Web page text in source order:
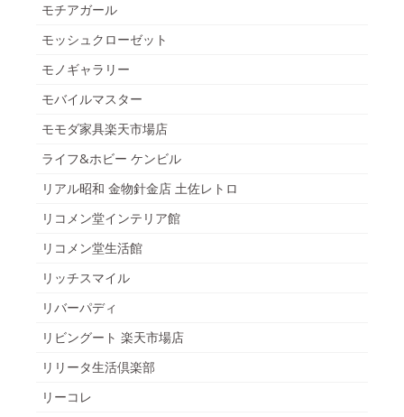
モチアガール
モッシュクローゼット
モノギャラリー
モバイルマスター
モモダ家具楽天市場店
ライフ&ホビー ケンビル
リアル昭和 金物針金店 土佐レトロ
リコメン堂インテリア館
リコメン堂生活館
リッチスマイル
リバーパディ
リビングート 楽天市場店
リリータ生活倶楽部
リーコレ